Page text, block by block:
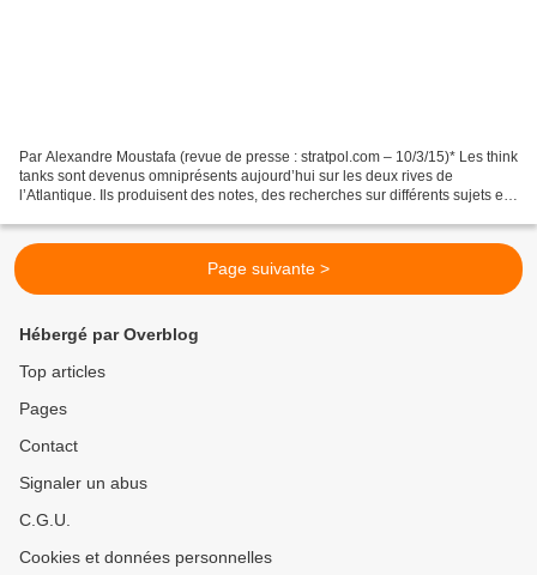
Par Alexandre Moustafa (revue de presse : stratpol.com – 10/3/15)* Les think
tanks sont devenus omniprésents aujourd’hui sur les deux rives de
l’Atlantique. Ils produisent des notes, des recherches sur différents sujets et
Page suivante >
Hébergé par Overblog
Top articles
Pages
Contact
Signaler un abus
C.G.U.
Cookies et données personnelles